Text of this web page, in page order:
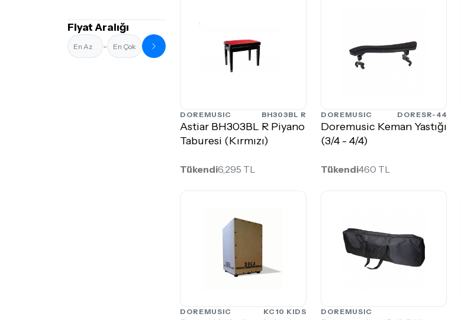
Fiyat Aralığı
-
DOREMUSIC BH303BL R
Astiar BH303BL R Piyano
Taburesi (Kırmızı)
Tükendi6,295 TL
DOREMUSIC DORESR-44
Doremusic Keman Yastığı
(3/4 - 4/4)
Tükendi460 TL
DOREMUSIC KC10 KIDS DOREMUSIC